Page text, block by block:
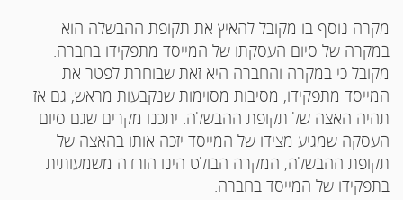
מקרה נוסף בו מקובל להאיץ את תקופת ההבשלה הוא
במקרה של סיום העסקתו של המייסד מתפקידו בחברה.
מקובל כי במקרה והחברה היא זאת שבוחרת לפטר את
המייסד מתפקידו, מסיבות מסוימות שנקבעות מראש, גם אז
תהיה האצה של תקופת ההבשלה. יתכנו מקרים שגם סיום
העסקה שמגיע מצידו של המייסד יזכה אותו בהאצה של
תקופת ההבשלה, המקרה הבולט הינו הורדה משמעותית
בתפקידו של המייסד בחברה.